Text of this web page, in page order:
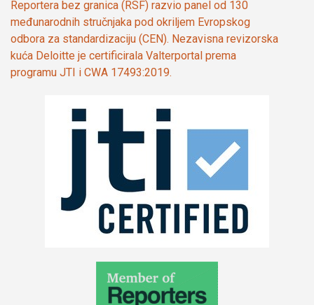
Reportera bez granica (RSF) razvio panel od 130
međunarodnih stručnjaka pod okriljem Evropskog
odbora za standardizaciju (CEN). Nezavisna revizorska
kuća Deloitte je certificirala Valterportal prema
programu JTI i CWA 17493:2019.